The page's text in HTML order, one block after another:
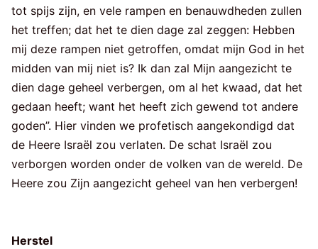
tot spijs zijn, en vele rampen en benauwdheden zullen
het treffen; dat het te dien dage zal zeggen: Hebben
mij deze rampen niet getroffen, omdat mijn God in het
midden van mij niet is? Ik dan zal Mijn aangezicht te
dien dage geheel verbergen, om al het kwaad, dat het
gedaan heeft; want het heeft zich gewend tot andere
goden”. Hier vinden we profetisch aangekondigd dat
de Heere Israël zou verlaten. De schat Israël zou
verborgen worden onder de volken van de wereld. De
Heere zou Zijn aangezicht geheel van hen verbergen!
Herstel